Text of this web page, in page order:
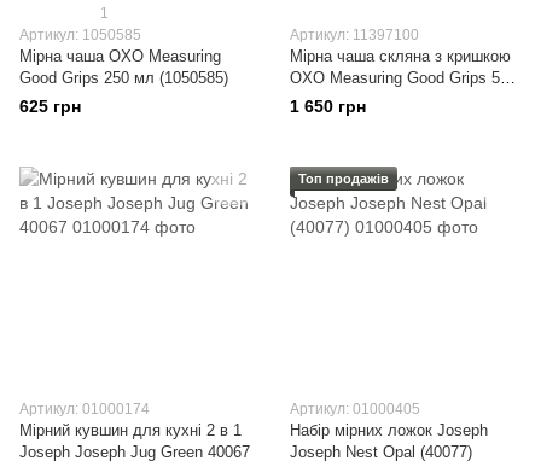
1
Артикул: 1050585
Мірна чаша OXO Measuring
Good Grips 250 мл (1050585)
625 грн
Артикул: 11397100
Мірна чаша скляна з кришкою
OXO Measuring Good Grips 500
мл 2 предмета (11397100)
1 650 грн
Артикул: 01000174
Мірний кувшин для кухні 2 в 1
Joseph Joseph Jug Green 40067
Топ продажів
Артикул: 01000405
Набір мірних ложок Joseph
Joseph Nest Opal (40077)